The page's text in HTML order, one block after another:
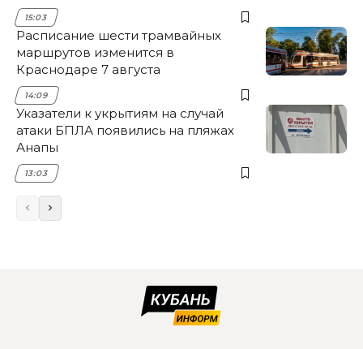
15:03
Расписание шести трамвайных
маршрутов изменится в
Краснодаре 7 августа
14:09
Указатели к укрытиям на случай
атаки БПЛА появились на пляжах
Анапы
13:03